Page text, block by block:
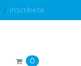
Inscribete
0